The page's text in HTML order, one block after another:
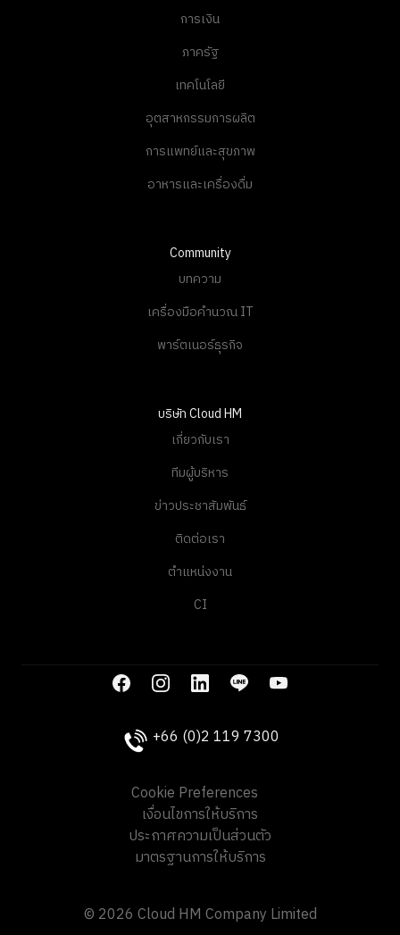
การเงิน
ภาครัฐ
เทคโนโลยี
อุตสาหกรรมการผลิต
การแพทย์และสุขภาพ
อาหารและเครื่องดื่ม
Community
บทความ
เครื่องมือคำนวณ IT
พาร์ตเนอร์ธุรกิจ
บริษัท Cloud HM
เกี่ยวกับเรา
ทีมผู้บริหาร
ข่าวประชาสัมพันธ์
ติดต่อเรา
ตำแหน่งงาน
CI
+66 (0)2 119 7300
Cookie Preferences
เงื่อนไขการให้บริการ
ประกาศความเป็นส่วนตัว
มาตรฐานการให้บริการ
© 2026 Cloud HM Company Limited